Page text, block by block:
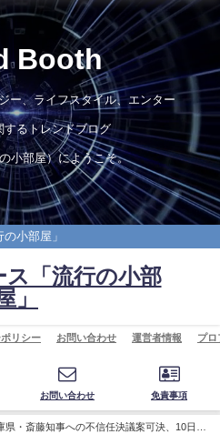
Booth
ー、ライフスタイル、エンター
するトレンドブログ
小部屋）にようこそ。
の小部屋」
ス「流行の小部
」
リシー お問い合わせ 運営者情報 プロ
お問い合わせ 免責事項
県・斎藤知事への不信任決議案可決、10日以